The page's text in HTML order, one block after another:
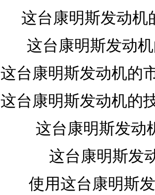
这台康明斯发动机
这台康明斯发动
这台康明斯发动机的
这台康明斯发动机的
这台康明斯发动
这台康明斯发
使用这台康明斯